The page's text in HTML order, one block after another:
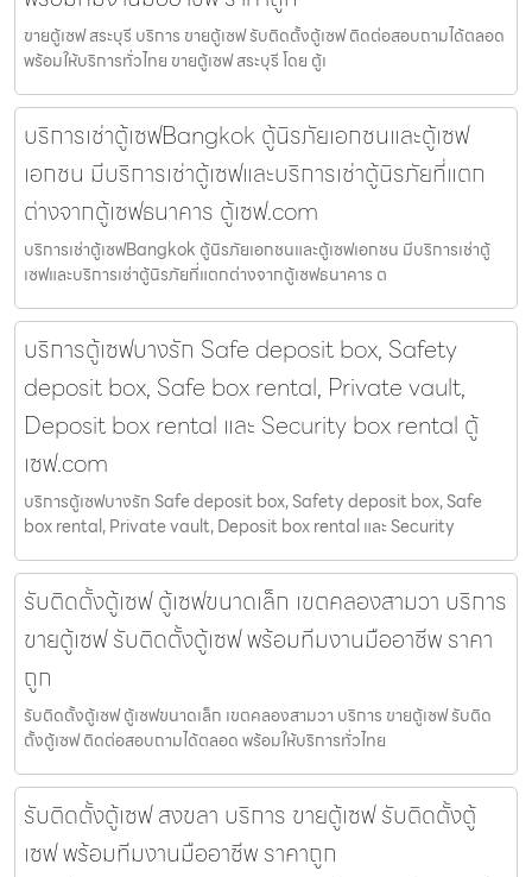
ขายตู้เซฟ สระบุรี บริการ ขายตู้เซฟ รับติดตั้งตู้เซฟ ติดต่อสอบถามได้ตลอด
พร้อมให้บริการทั่วไทย ขายตู้เซฟ สระบุรี โดย ตู้เ
บริการเช่าตู้เซฟBangkok ตู้นิรภัยเอกชนและตู้เซฟ
เอกชน มีบริการเช่าตู้เซฟและบริการเช่าตู้นิรภัยที่แตก
ต่างจากตู้เซฟธนาคาร ตู้เซฟ.com
บริการเช่าตู้เซฟBangkok ตู้นิรภัยเอกชนและตู้เซฟเอกชน มีบริการเช่าตู้
เซฟและบริการเช่าตู้นิรภัยที่แตกต่างจากตู้เซฟธนาคาร ต
บริการตู้เซฟบางรัก Safe deposit box, Safety
deposit box, Safe box rental, Private vault,
Deposit box rental และ Security box rental ตู้
เซฟ.com
บริการตู้เซฟบางรัก Safe deposit box, Safety deposit box, Safe
box rental, Private vault, Deposit box rental และ Security
รับติดตั้งตู้เซฟ ตู้เซฟขนาดเล็ก เขตคลองสามวา บริการ
ขายตู้เซฟ รับติดตั้งตู้เซฟ พร้อมทีมงานมืออาชีพ ราคา
ถูก
รับติดตั้งตู้เซฟ ตู้เซฟขนาดเล็ก เขตคลองสามวา บริการ ขายตู้เซฟ รับติด
ตั้งตู้เซฟ ติดต่อสอบถามได้ตลอด พร้อมให้บริการทั่วไทย
รับติดตั้งตู้เซฟ สงขลา บริการ ขายตู้เซฟ รับติดตั้งตู้
เซฟ พร้อมทีมงานมืออาชีพ ราคาถูก